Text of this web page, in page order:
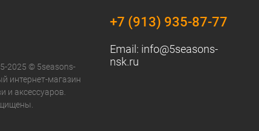
2025 © 5seasons-
интернет-магазин
и аксессуаров.
+7 (913) 935-87-77
Email: info@5seasons-
nsk.ru